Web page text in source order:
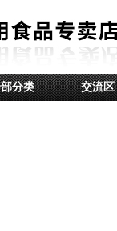
分类 交流区